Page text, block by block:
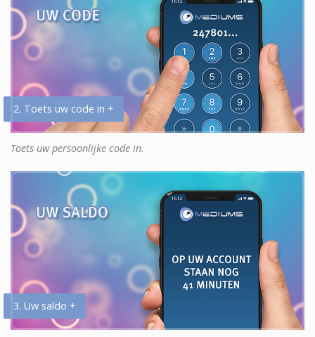
2. Toets uw code in +
Toets uw persoonlijke code in.
3. Uw saldo +